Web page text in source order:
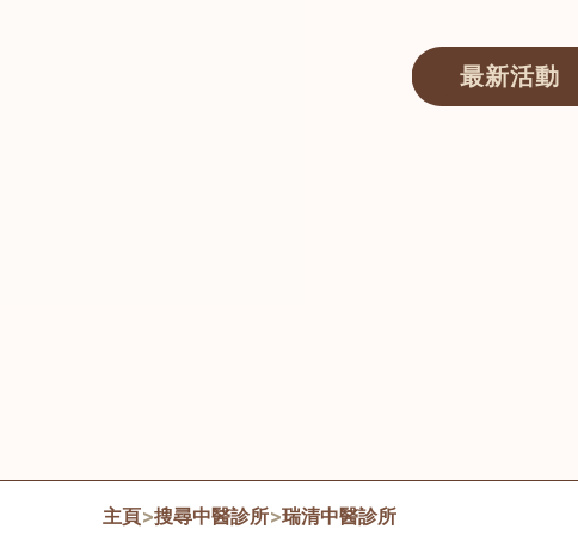
最新活動
主頁>搜尋中醫診所>瑞清中醫診所